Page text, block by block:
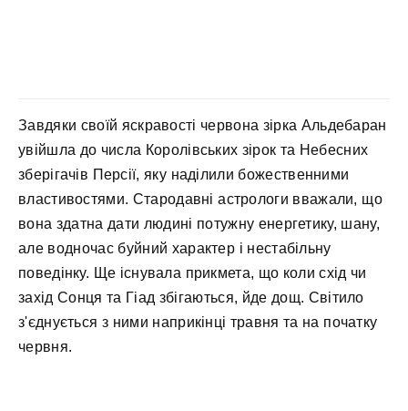
Завдяки своїй яскравості червона зірка Альдебаран
увійшла до числа Королівських зірок та Небесних
зберігачів Персії, яку наділили божественними
властивостями. Стародавні астрологи вважали, що
вона здатна дати людині потужну енергетику, шану,
але водночас буйний характер і нестабільну
поведінку. Ще існувала прикмета, що коли схід чи
захід Сонця та Гіад збігаються, йде дощ. Світило
з'єднується з ними наприкінці травня та на початку
червня.